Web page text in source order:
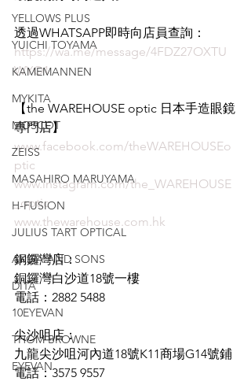
YELLOWS PLUS
YUICHI TOYAMA
KAMEMANNEN
MYKITA
MOSCOT
ZEISS
MASAHIRO MARUYAMA
H-FUSION
JULIUS TART OPTICAL
AKIRA AND SONS
DITA
10EYEVAN
THOM BROWNE
EYEVAN
透過WHATSAPP即時向店員查詢：
https://wa.me/message/4FDZ27OXTU
WYO1
【the WAREHOUSE optic 日本手造眼鏡
專門店】
www.facebook.com/theWAREHOUSEo
ptic
www.instagram.com/the_WAREHOUSE
_optic
www.thewarehouse.com.hk
銅鑼灣店：
銅鑼灣白沙道18號一樓
電話：2882 5488
尖沙咀店：
九龍尖沙咀河內道18號K11商場G14號鋪
電話：3575 9557